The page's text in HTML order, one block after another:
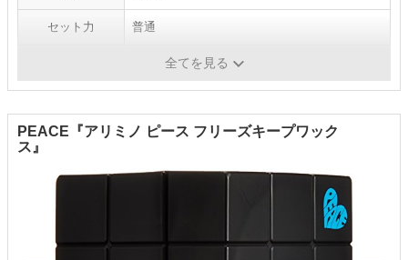
セット力 普通
自然なツヤ感
全てを見る
PEACE『アリミノ ピース フリーズキープワック
ス』